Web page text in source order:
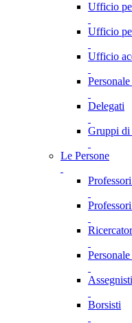
Ufficio
Ufficio
Ufficio
Delegati
Gruppi di
Le Persone
Assegnisti
Borsisti